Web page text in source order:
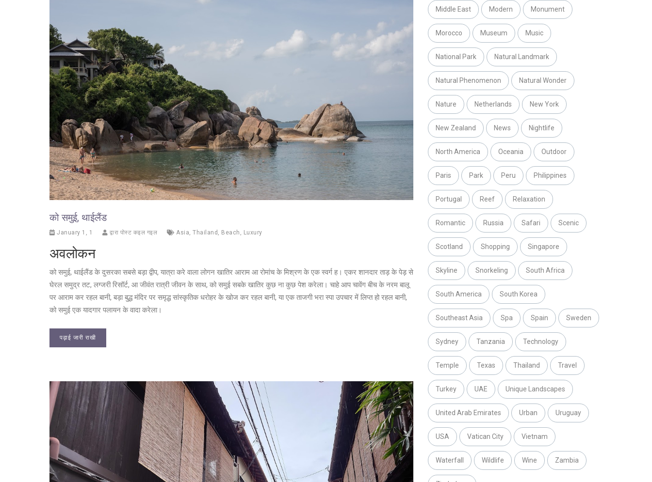
को समुई, थाईलैंड
January 1, 1 द्वारा पोस्ट कइल गइल Asia, Thailand , Beach , Luxury
अवलोकन
को समुई, थाईलैंड के दुसरका सबसे बड़ा द्वीप, यात्रा करे वाला लोगन खातिर आराम आ रोमांच के मिश्रण के एक स्वर्ग ह। एकर शानदार ताड़ के पेड़ से
घेरल समुद्र तट, लग्जरी रिसॉर्ट, आ जीवंत रात्री जीवन के साथ, को समुई सबके खातिर कुछ ना कुछ पेश करेला। चाहे आप चावेंग बीच के नरम बालू
पर आराम कर रहल बानी, बड़ा बुद्ध मंदिर पर समृद्ध सांस्कृतिक धरोहर के खोज कर रहल बानी, या एक ताजगी भरा स्पा उपचार में लिप्त हो रहल बानी,
को समुई एक यादगार पलायन के वादा करेला।
पढ़ाई जारी राखी
Middle East Modern Monument
Morocco Museum Music
National Park Natural Landmark
Natural Phenomenon Natural Wonder
Nature Netherlands New York
New Zealand News Nightlife
North America Oceania Outdoor
Paris Park Peru Philippines
Portugal Reef Relaxation
Romantic Russia Safari Scenic
Scotland Shopping Singapore
Skyline Snorkeling South Africa
South America South Korea
Southeast Asia Spa Spain Sweden
Sydney Tanzania Technology
Temple Texas Thailand Travel
Turkey UAE Unique Landscapes
United Arab Emirates Urban Uruguay
USA Vatican City Vietnam
Waterfall Wildlife Wine Zambia